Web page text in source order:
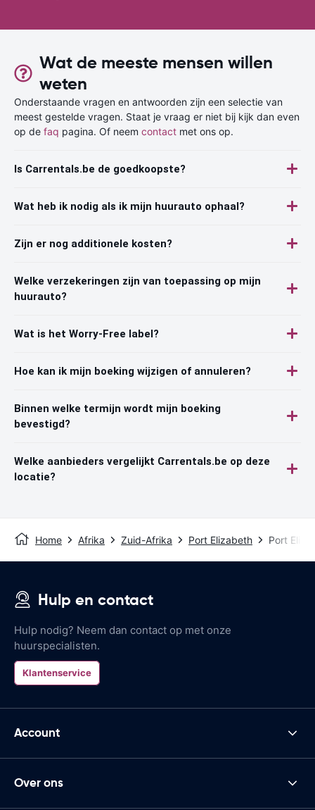
Wat de meeste mensen willen
weten
Onderstaande vragen en antwoorden zijn een selectie van
meest gestelde vragen. Staat je vraag er niet bij kijk dan even
op de faq pagina. Of neem contact met ons op.
Is Carrentals.be de goedkoopste?
Wat heb ik nodig als ik mijn huurauto ophaal?
Zijn er nog additionele kosten?
Welke verzekeringen zijn van toepassing op mijn
huurauto?
Wat is het Worry-Free label?
Hoe kan ik mijn boeking wijzigen of annuleren?
Binnen welke termijn wordt mijn boeking
bevestigd?
Welke aanbieders vergelijkt Carrentals.be op deze
locatie?
Home Afrika Zuid-Afrika Port Elizabeth Port
Hulp en contact
Hulp nodig? Neem dan contact op met onze
huurspecialisten.
Klantenservice
Account
Over ons